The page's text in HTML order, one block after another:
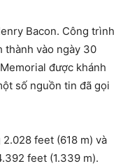
Bacon. Công trình
thành vào ngày 30
được khánh
số nguồn tin đã gọi
feet (618 m) và
feet (1.339 m).